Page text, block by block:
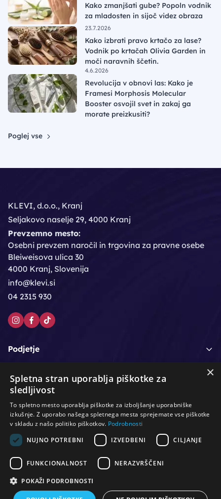
Kako zmanjšati gube? Popoln vodnik
za mladosten in sijoč videz obraza
23.7.2026
Kako izbrati pravo krtačo za lase?
Vodnik po krtačah Olivia Garden in
moči naravnih ščetin.
4.6.2026
Revolucija v obnovi las: Kako je
Framesi Morphosis Molecular
Booster osvojil svet in zakaj ga
morate preizkusiti?
Poglej vse
KLEVI, d.o.o., Kranj
Seljakovo naselje 29, 4000 Kranj
Prevzemno mesto:
Osebni prevzem naročil in trgovina za pravne osebe
Bleiweisova ulica 30
4000 Kranj, Slovenija
info@klevi.si
04 2315 930
Podjetje
Moj račun
Podpora strankam
Lasje & nega las / Roke & nohti / Orodje - kozmetično /
Oprema za salone / Čistoča & zaščita / Ostalo
×
Spletna stran uporablja piškotke za
sledljivost
To spletno mesto uporablja piškotke za izboljšanje uporabniške
izkušnje. Z uporabo našega spletnega mesta sprejemate vse piškotke
v skladu z našo politiko piškotkov. Podrobnosti
NUJNO POTREBNI
IZVEDBENI CILJANJE
FUNKCIONALNOST NERAZVRŠČENI
POKAŽI PODROBNOSTI